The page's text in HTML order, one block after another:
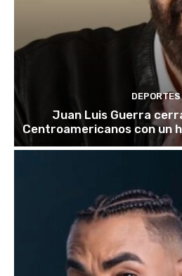
DEPORTES
Juan Luis Guerra
Centroamericanos con un